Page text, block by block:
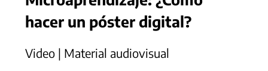
hacer un póster digital?
Video | Material audiovisual